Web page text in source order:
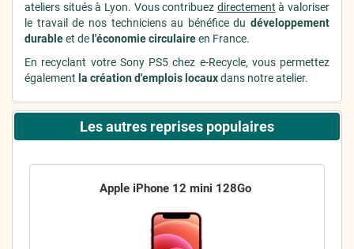
ateliers situés à Lyon. Vous contribuez directement à valoriser
le travail de nos techniciens au bénéfice du développement
durableet de l'économie circulaireen France.
En recyclant votre Sony PS5 chez e-Recycle, vous permettez
également la création d'emplois locauxdans notre atelier.
Les autres reprises populaires
Apple iPhone 12 mini 128Go